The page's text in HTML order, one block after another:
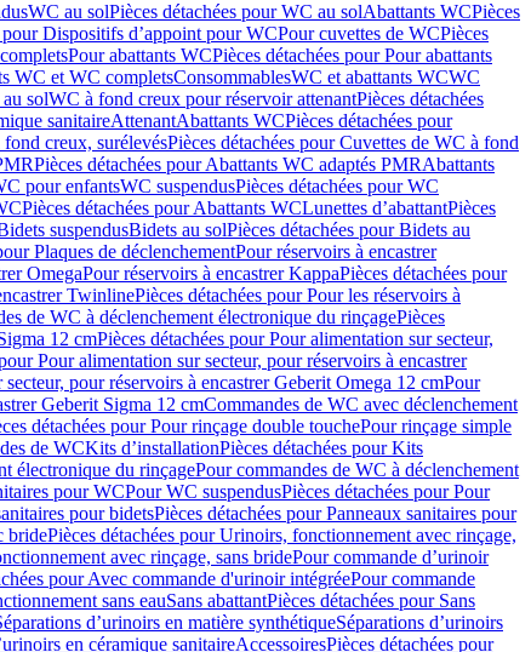
WC au solPièces détachées pour WC au solAbattants WCPièces
pour Dispositifs d’appoint pour WCPour cuvettes de WCPièces
Pour abattants WCPièces détachées pour Pour abattants
WC et WC completsConsommablesWC et abattants WCWC
solWC à fond creux pour réservoir attenantPièces détachées
sanitaireAttenantAbattants WCPièces détachées pour
creux, surélevésPièces détachées pour Cuvettes de WC à fond
Pièces détachées pour Abattants WC adaptés PMRAbattants
pour enfantsWC suspendusPièces détachées pour WC
Pièces détachées pour Abattants WCLunettes d’abattantPièces
suspendusBidets au solPièces détachées pour Bidets au
Plaques de déclenchementPour réservoirs à encastrer
OmegaPour réservoirs à encastrer KappaPièces détachées pour
TwinlinePièces détachées pour Pour les réservoirs à
de WC à déclenchement électronique du rinçagePièces
12 cmPièces détachées pour Pour alimentation sur secteur,
Pour alimentation sur secteur, pour réservoirs à encastrer
pour réservoirs à encastrer Geberit Omega 12 cmPour
Geberit Sigma 12 cmCommandes de WC avec déclenchement
détachées pour Pour rinçage double touchePour rinçage simple
de WCKits d’installationPièces détachées pour Kits
électronique du rinçagePour commandes de WC à déclenchement
pour WCPour WC suspendusPièces détachées pour Pour
pour bidetsPièces détachées pour Panneaux sanitaires pour
bridePièces détachées pour Urinoirs, fonctionnement avec rinçage,
avec rinçage, sans bridePour commande d’urinoir
pour Avec commande d'urinoir intégréePour commande
sans eauSans abattantPièces détachées pour Sans
d’urinoirs en matière synthétiqueSéparations d’urinoirs
en céramique sanitaireAccessoiresPièces détachées pour